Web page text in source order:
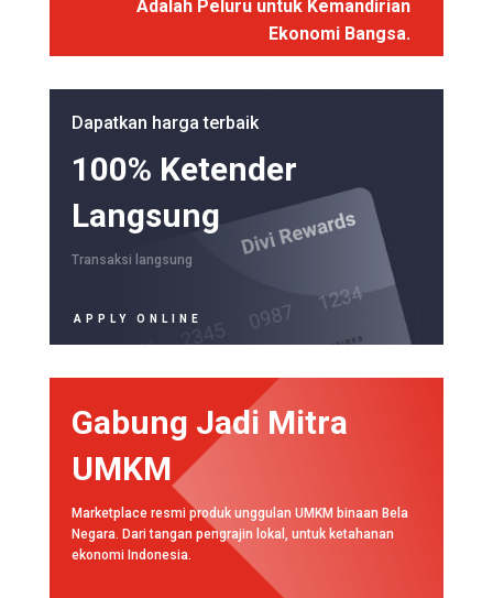
Adalah Peluru untuk Kemandirian
Ekonomi Bangsa.
Dapatkan harga terbaik
100% Ketender
Langsung
Transaksi langsung
APPLY ONLINE
Gabung Jadi Mitra
UMKM
Marketplace resmi produk unggulan UMKM binaan Bela
Negara. Dari tangan pengrajin lokal, untuk ketahanan
ekonomi Indonesia.